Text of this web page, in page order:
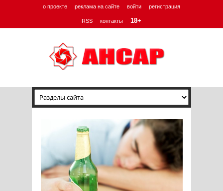
о проекте реклама на сайте войти регистрация
RSS контакты 18+